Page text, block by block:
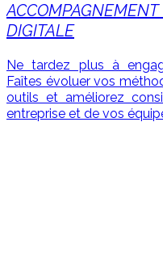
DIGITALE
Ne tardez plus à
Faîtes évoluer vos
outils et améliorez
entreprise et de vos